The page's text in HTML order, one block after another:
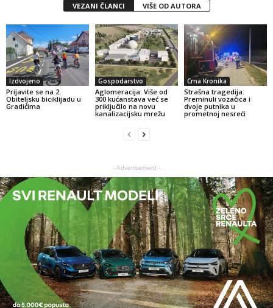
VEZANI ČLANCI VIŠE OD AUTORA
Izdvojeno
Prijavite se na 2.
Obiteljsku biciklijadu u
Gradićima
Gospodarstvo
Aglomeracija: Više od
300 kućanstava već se
priključilo na novu
kanalizacijsku mrežu
Crna Kronika
Strašna tragedija:
Preminuli vozačica i
dvoje putnika u
prometnoj nesreći
- Advertisement -